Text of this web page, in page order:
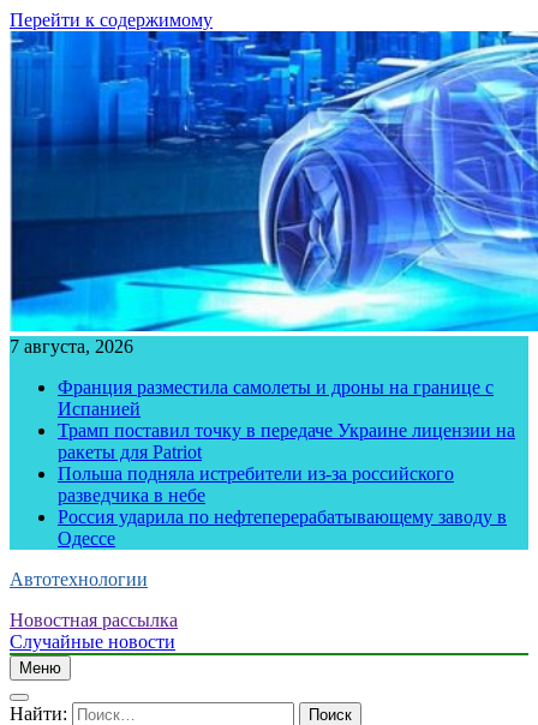
Перейти к содержимому
7 августа, 2026
Франция разместила самолеты и дроны на границе с
Испанией
Трамп поставил точку в передаче Украине лицензии на
ракеты для Patriot
Польша подняла истребители из-за российского
разведчика в небе
Россия ударила по нефтеперерабатывающему заводу в
Одессе
Автотехнологии
Новостная рассылка
Случайные новости
Меню
Найти: